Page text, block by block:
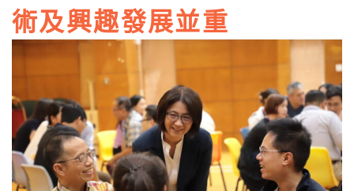
術及興趣發展並重